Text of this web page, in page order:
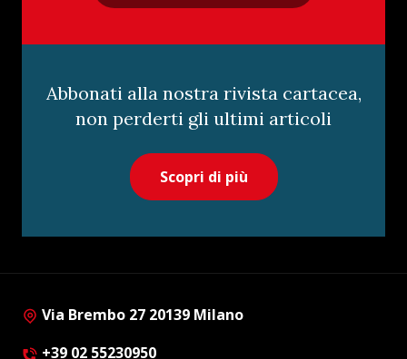
Abbonati alla nostra rivista cartacea,
non perderti gli ultimi articoli
Scopri di più
Via Brembo 27 20139 Milano
+39 02 55230950